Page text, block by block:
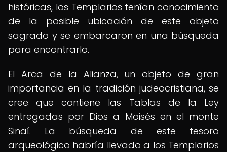
históricas, los Templarios tenían conocimiento
de la posible ubicación de este objeto
sagrado y se embarcaron en una búsqueda
para encontrarlo.
El Arca de la Alianza, un objeto de gran
importancia en la tradición judeocristiana, se
cree que contiene las Tablas de la Ley
entregadas por Dios a Moisés en el monte
Sinaí. La búsqueda de este tesoro
arqueológico habría llevado a los Templarios